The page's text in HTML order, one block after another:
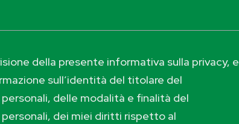
della presente informativa sulla privacy, e
sull’identità del titolare del
delle modalità e finalità del
dei miei diritti rispetto al